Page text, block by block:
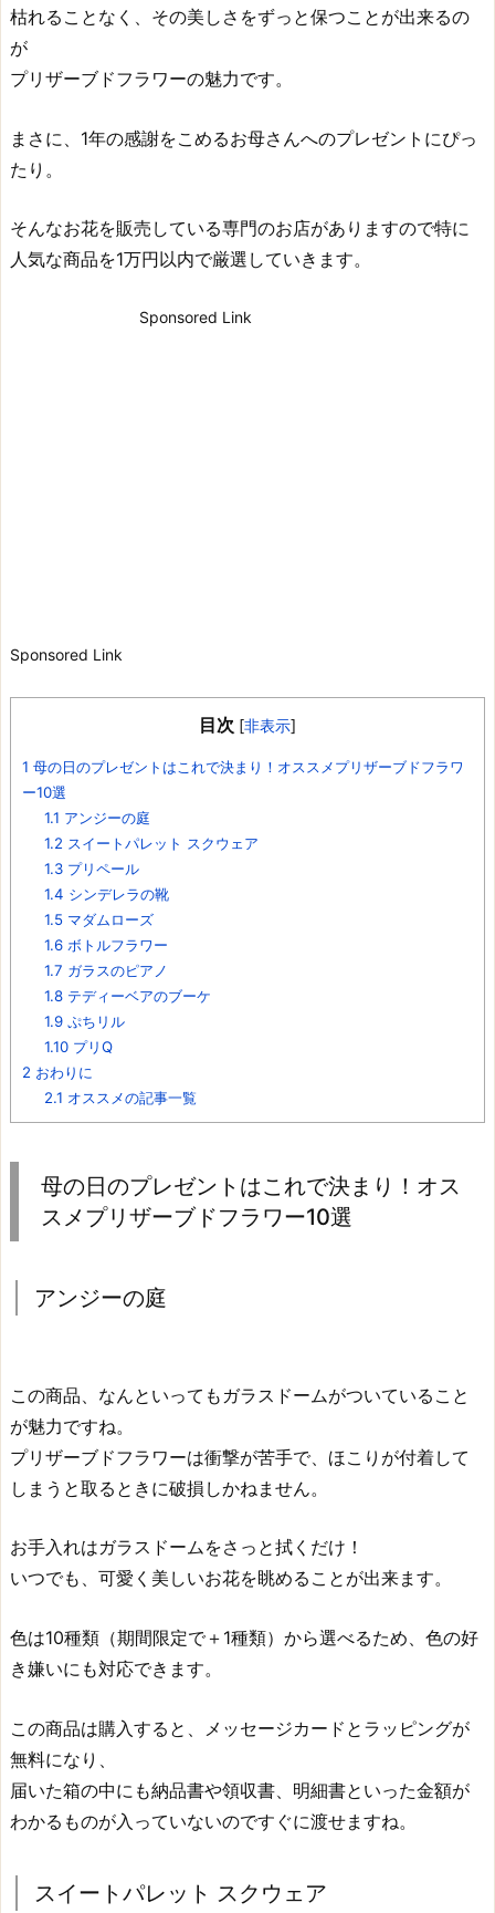
枯れることなく、その美しさをずっと保つことが出来るの
が
プリザーブドフラワーの魅力です。
まさに、1年の感謝をこめるお母さんへのプレゼントにぴっ
たり。
そんなお花を販売している専門のお店がありますので特に
人気な商品を1万円以内で厳選していきます。
Sponsored Link
Sponsored Link
目次 [非表示]
1 母の日のプレゼントはこれで決まり！オススメプリザーブドフラワ
ー10選
1.1 アンジーの庭
1.2 スイートパレット スクウェア
1.3プリペール
1.4 シンデレラの靴
1.5マダムローズ
1.6ボトルフラワー
1.7 ガラスのピアノ
1.8テディーベアのブーケ
1.9ぷちリル
1.10プリQ
2 おわりに
2.1 オススメの記事一覧
母の日のプレゼントはこれで決まり！オス
スメプリザーブドフラワー10選
アンジーの庭
この商品、なんといってもガラスドームがついていること
が魅力ですね。
プリザーブドフラワーは衝撃が苦手で、ほこりが付着して
しまうと取るときに破損しかねません。
お手入れはガラスドームをさっと拭くだけ！
いつでも、可愛く美しいお花を眺めることが出来ます。
色は10種類（期間限定で＋1種類）から選べるため、色の好
き嫌いにも対応できます。
この商品は購入すると、メッセージカードとラッピングが
無料になり、
届いた箱の中にも納品書や領収書、明細書といった金額が
わかるものが入っていないのですぐに渡せますね。
スイートパレット スクウェア